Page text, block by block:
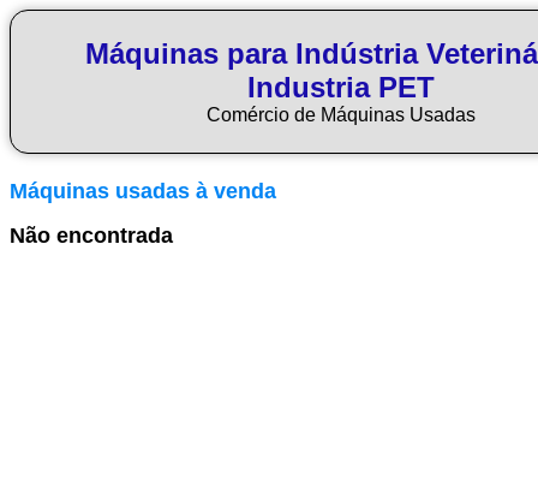
Máquinas para Indústria
Industria PET
Comércio de Máquinas Usadas
Máquinas usadas à venda
Não encontrada